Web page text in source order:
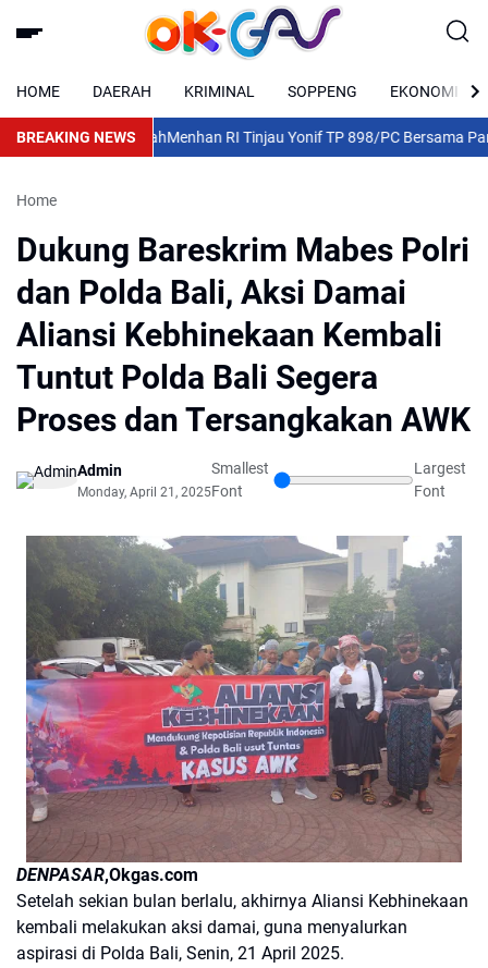
HOME DAERAH KRIMINAL SOPPENG EKONOMI
BREAKING NEWS
10 Ton GabahMenhan RI Tinjau Yonif TP 898/PC Bersama
Home
Dukung Bareskrim Mabes Polri
dan Polda Bali, Aksi Damai
Aliansi Kebhinekaan Kembali
Tuntut Polda Bali Segera
Proses dan Tersangkakan AWK
Admin
Monday, April 21, 2025
Smallest
Font
Largest
Font
DENPASAR,Okgas.com
Setelah sekian bulan berlalu, akhirnya Aliansi Kebhinekaan
kembali melakukan aksi damai, guna menyalurkan
aspirasi di Polda Bali, Senin, 21 April 2025.